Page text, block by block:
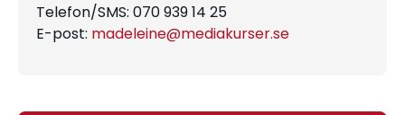
Telefon/SMS: 070 939 14 25
E-post: madeleine@mediakurser.se